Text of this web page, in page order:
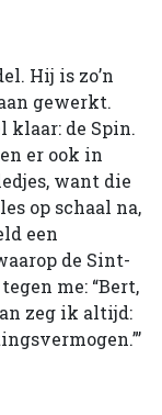
Hij is zo’n
gewerkt.
klaar: de Spin.
er ook in
want die
op schaal na,
een
de Sint-
me: “Bert,
zeg ik altijd: